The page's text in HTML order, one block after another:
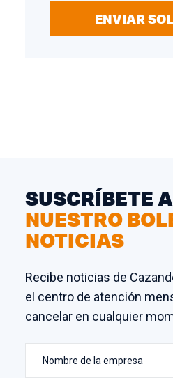
ENVIAR
SUSCRÍBETE A
NUESTRO
NOTICIAS
Recibe noticias de
el centro de atención
cancelar en cualquier
Nombre de la empresa